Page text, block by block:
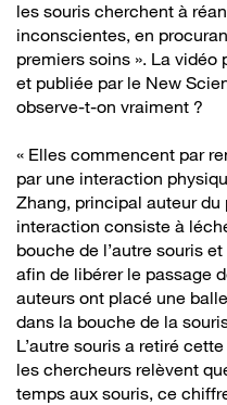
les souris cherchent à
inconscientes, en
premiers soins ». La vidéo
et publiée par le New
observe-t-on vraiment ?
« Elles commencent par
par une interaction
Zhang, principal auteur
interaction consiste à
bouche de l’autre souris
afin de libérer le passage
auteurs ont placé une
dans la bouche de la
L’autre souris a retiré
les chercheurs relèvent
temps aux souris, ce